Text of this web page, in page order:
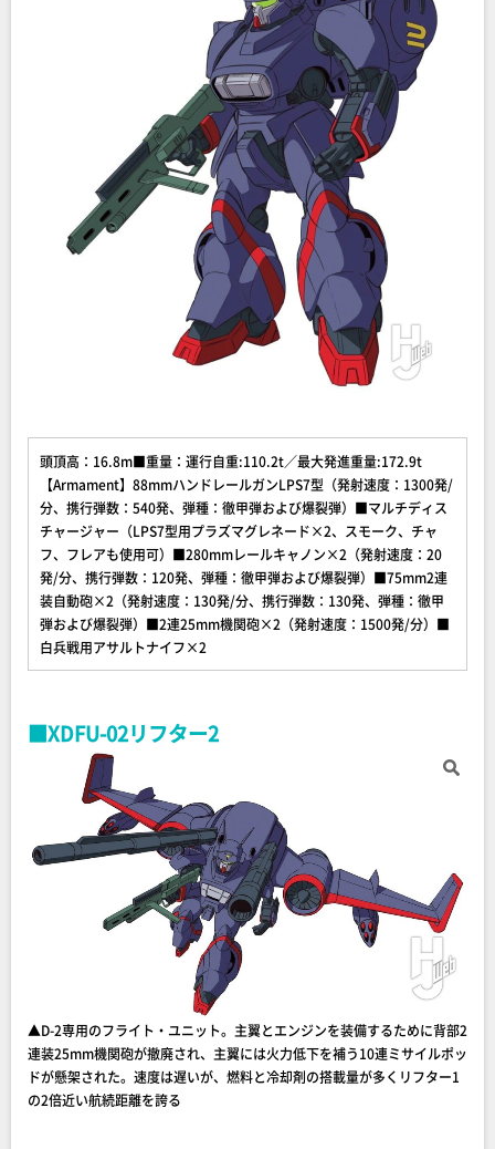
頭頂高：16.8m■重量：運行自重:110.2t／最大発進重量:172.9t
【Armament】88mmハンドレールガンLPS7型（発射速度：1300発/
分、携行弾数：540発、弾種：徹甲弾および爆裂弾）■マルチディス
チャージャー（LPS7型用プラズマグレネード×2、スモーク、チャ
フ、フレアも使用可）■280mmレールキャノン×2（発射速度：20
発/分、携行弾数：120発、弾種：徹甲弾および爆裂弾）■75mm2連
装自動砲×2（発射速度：130発/分、携行弾数：130発、弾種：徹甲
弾および爆裂弾）■2連25mm機関砲×2（発射速度：1500発/分）■
白兵戦用アサルトナイフ×2
■XDFU-02リフター2
▲D-2専用のフライト・ユニット。主翼とエンジンを装備するために背部2
連装25mm機関砲が撤廃され、主翼には火力低下を補う10連ミサイルポッ
ドが懸架された。速度は遅いが、燃料と冷却剤の搭載量が多くリフター1
の2倍近い航続距離を誇る